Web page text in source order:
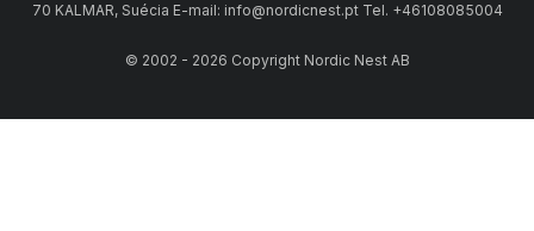
70 KALMAR, Suécia E-mail: info@nordicnest.pt Tel. +46108085004
© 2002 - 2026 Copyright Nordic Nest AB